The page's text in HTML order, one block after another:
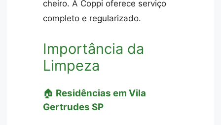
cheiro. A Coppi oferece serviço
completo e regularizado.
Importância da
Limpeza
🏠 Residências em Vila
Gertrudes SP